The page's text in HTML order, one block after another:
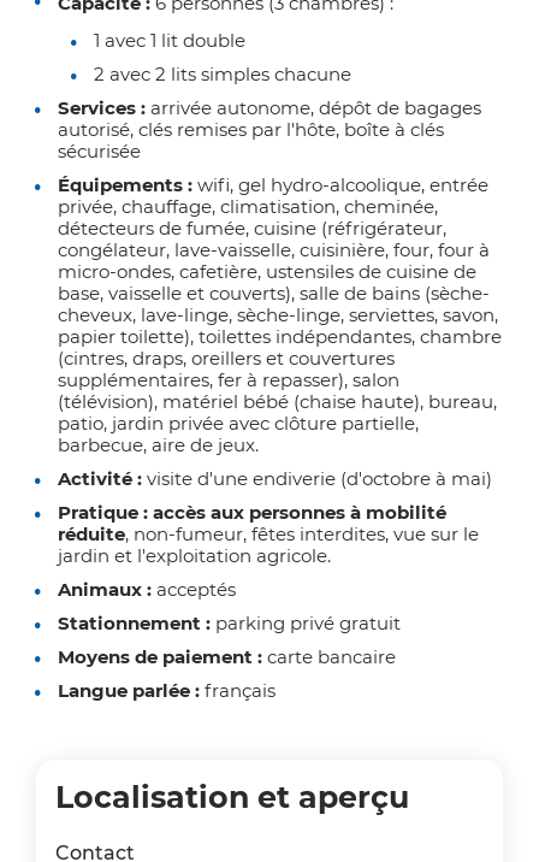
1 avec 1 lit double
2 avec 2 lits simples chacune
Services : arrivée autonome, dépôt de bagages
autorisé, clés remises par l'hôte, boîte à clés
sécurisée
Équipements : wifi, gel hydro-alcoolique, entrée
privée, chauffage, climatisation, cheminée,
détecteurs de fumée, cuisine (réfrigérateur,
congélateur, lave-vaisselle, cuisinière, four, four à
micro-ondes, cafetière, ustensiles de cuisine de
base, vaisselle et couverts), salle de bains (sèche-
cheveux, lave-linge, sèche-linge, serviettes, savon,
papier toilette), toilettes indépendantes, chambre
(cintres, draps, oreillers et couvertures
supplémentaires, fer à repasser), salon
(télévision), matériel bébé (chaise haute), bureau,
patio, jardin privée avec clôture partielle,
barbecue, aire de jeux.
Activité : visite d'une endiverie (d'octobre à mai)
Pratique : accès aux personnes à mobilité
réduite, non-fumeur, fêtes interdites, vue sur le
jardin et l'exploitation agricole.
Animaux : acceptés
Stationnement : parking privé gratuit
Moyens de paiement : carte bancaire
Langue parlée : français
Localisation et aperçu
Contact